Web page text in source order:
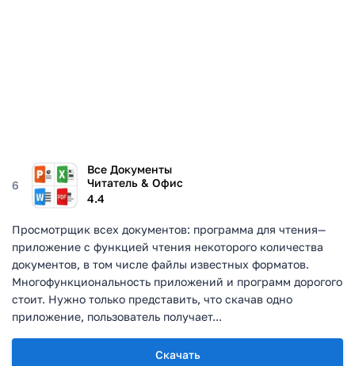
6
Все Документы
Читатель & Офис
4.4
Скачать
Просмотрщик всех документов: программа для чтения—
приложение с функцией чтения некоторого количества
документов, в том числе файлы известных форматов.
Многофункциональность приложений и программ дорогого
стоит. Нужно только представить, что скачав одно
приложение, пользователь получает...